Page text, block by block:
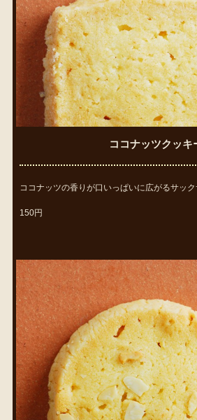
ココナッツクッキ
ココナッツの香りが口いっぱいに広がるサック
150円